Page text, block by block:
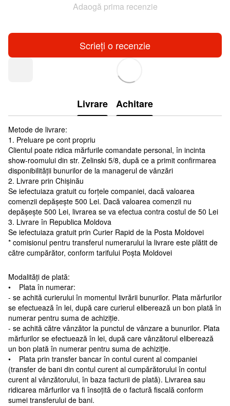
Adaogă prima recenzie
Scrieți o recenzie
Livrare Achitare
Metode de livrare:
1. Preluare pe cont propriu
Clientul poate ridica mărfurile comandate personal, în incinta
show-roomului din str. Zelinski 5/8, după ce a primit confirmarea
disponibilității bunurilor de la managerul de vânzări
2. Livrare prin Chișinău
Se iefectuiaza gratuit cu forțele companiei, dacă valoarea
comenzii depășește 500 Lei. Dacă valoarea comenzii nu
depășește 500 Lei, livrarea se va efectua contra costul de 50 Lei
3. Livrare în Republica Moldova
Se iefectuiaza gratuit prin Curier Rapid de la Posta Moldovei
* comisionul pentru transferul numerarului la livrare este plătit de
către cumpărător, conform tarifului Poșta Moldovei
Modalități de plată:
• Plata în numerar:
- se achită curierului în momentul livrării bunurilor. Plata mărfurilor
se efectuează în lei, după care curierul eliberează un bon plată în
numerar pentru suma de achiziție.
- se achită către vânzător la punctul de vânzare a bunurilor. Plata
mărfurilor se efectuează în lei, după care vânzătorul eliberează
un bon plată în numerar pentru suma de achiziție.
• Plata prin transfer bancar în contul curent al companiei
(transfer de bani din contul curent al cumpărătorului în contul
curent al vânzătorului, în baza facturii de plată). Livrarea sau
ridicarea mărfurilor va fi însoțită de o factură fiscală conform
sumei transferului de bani.